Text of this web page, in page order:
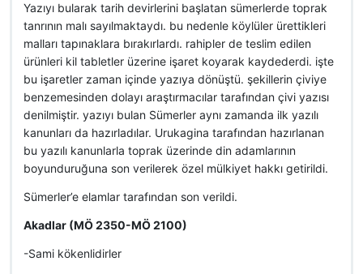
Yazıyı bularak tarih devirlerini başlatan sümerlerde toprak
tanrının malı sayılmaktaydı. bu nedenle köylüler ürettikleri
malları tapınaklara bırakırlardı. rahipler de teslim edilen
ürünleri kil tabletler üzerine işaret koyarak kaydederdi. işte
bu işaretler zaman içinde yazıya dönüştü. şekillerin çiviye
benzemesinden dolayı araştırmacılar tarafından çivi yazısı
denilmiştir. yazıyı bulan Sümerler aynı zamanda ilk yazılı
kanunları da hazırladılar. Urukagina tarafından hazırlanan
bu yazılı kanunlarla toprak üzerinde din adamlarının
boyunduruğuna son verilerek özel mülkiyet hakkı getirildi.
Sümerler’e elamlar tarafından son verildi.
Akadlar (MÖ 2350-MÖ 2100)
-Sami kökenlidirler